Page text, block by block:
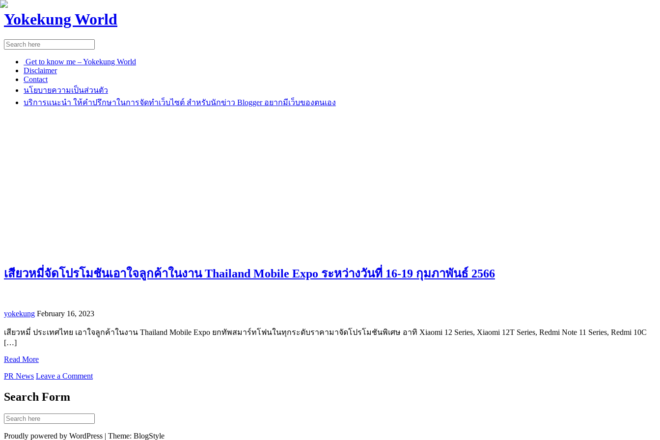
Yokekung World
Get to know me – Yokekung World
Disclaimer
Contact
นโยบายความเป็นส่วนตัว
บริการแนะนำ ให้คำปรึกษาในการจัดทำเว็บไซต์ สำหรับนักข่าว Blogger อยากมีเว็บของตนเอง
เสียวหมี่จัดโปรโมชันเอาใจลูกค้าในงาน Thailand Mobile Expo ระหว่างวันที่ 16-19 กุมภาพันธ์ 2566
yokekung February 16, 2023
เสียวหมี่ ประเทศไทย เอาใจลูกค้าในงาน Thailand Mobile Expo ยกทัพสมาร์ทโฟนในทุกระดับราคามาจัดโปรโมชันพิเศษ อาทิ Xiaomi 12 Series, Xiaomi 12T Series, Redmi Note 11 Series, Redmi 10C
[…]
Read More
PR News Leave a Comment
Search Form
Proudly powered by WordPress | Theme: BlogStyle